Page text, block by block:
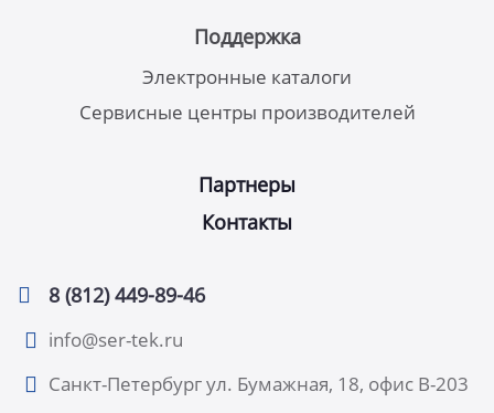
Поддержка
Электронные каталоги
Сервисные центры производителей
Партнеры
Контакты
8 (812) 449-89-46
info@ser-tek.ru
Санкт-Петербург ул. Бумажная, 18, офис B-203